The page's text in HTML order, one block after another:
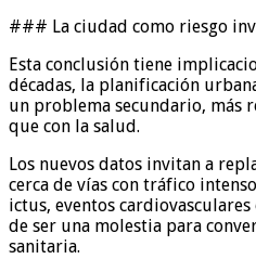
### La ciudad como riesgo
Esta conclusión tiene
décadas, la planificación
un problema secundario, más
que con la salud.
Los nuevos datos invitan a
cerca de vías con tráfico
ictus, eventos
de ser una molestia para
sanitaria.